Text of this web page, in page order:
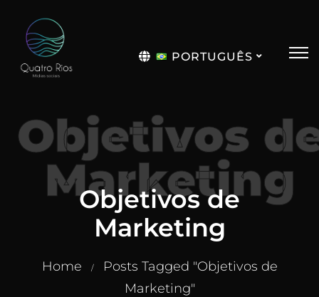
PORTUGUÊS
Objetivos
Marketing
Objetivos de
Marketing
Home /
Posts Tagged "Objetivos de
Marketing"